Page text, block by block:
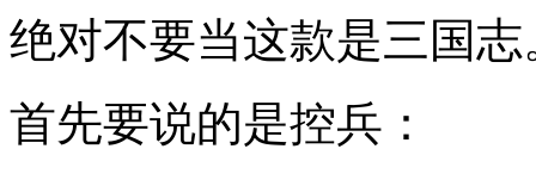
绝对不要当这款是三国志
首先要说的是控兵：